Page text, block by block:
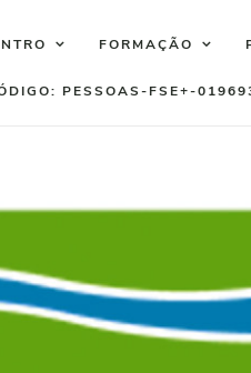
FORMAÇÃO
PESSOAS-FSE+-